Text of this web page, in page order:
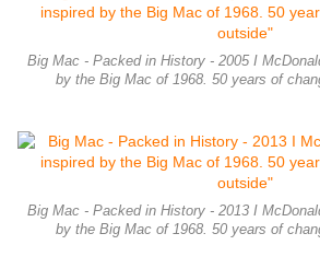
Big Mac - Packed in History - 2005 I
by the Big Mac of 1968. 50 years of
Big Mac - Packed in History - 2013 I
by the Big Mac of 1968. 50 years of